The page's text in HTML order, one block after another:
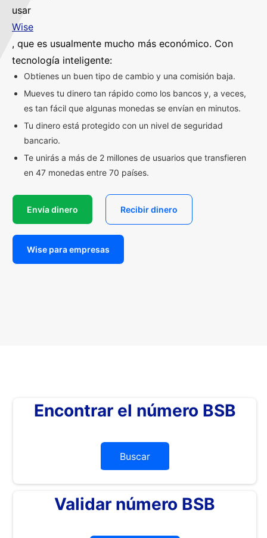
usar
Wise
, que es usualmente mucho más económico. Con
tecnología inteligente:
Obtienes un buen tipo de cambio y una comisión baja.
Mueves tu dinero tan rápido como los bancos y, a veces,
es tan fácil que algunas monedas se envían en minutos.
Tu dinero está protegido con un nivel de seguridad
bancario.
Te unirás a más de 2 millones de usuarios que transfieren
en 47 monedas entre 70 países.
Envía dinero Recibir dinero
Wise para empresas
Encontrar el número BSB
Buscar
Validar número BSB